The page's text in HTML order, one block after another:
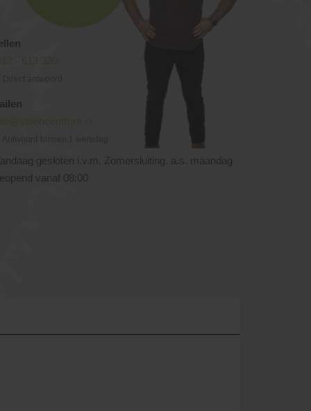
- 613 320
gesloten i.v.m. Zomersluiting. a.s. maandag
vanaf 08:00